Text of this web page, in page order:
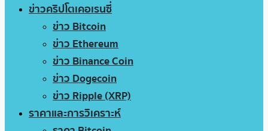
ข่าวคริปโตเคอเรนซี่
ข่าว Bitcoin
ข่าว Ethereum
ข่าว Binance Coin
ข่าว Dogecoin
ข่าว Ripple (XRP)
ราคาและการวิเคราะห์